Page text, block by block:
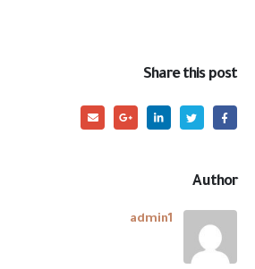
Share this post
Author
admin1